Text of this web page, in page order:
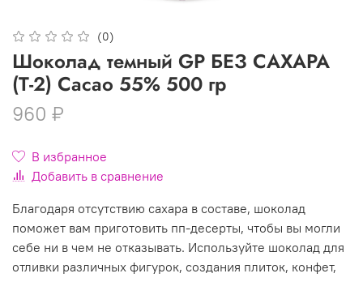
(0)
Шоколад темный GP БЕЗ САХАРА
(T-2) Cacao 55% 500 гр
960 ₽
В избранное
Добавить в сравнение
Благодаря отсутствию сахара в составе, шоколад
поможет вам приготовить пп-десерты, чтобы вы могли
себе ни в чем не отказывать. Используйте шоколад для
отливки различных фигурок, создания плиток, конфет,